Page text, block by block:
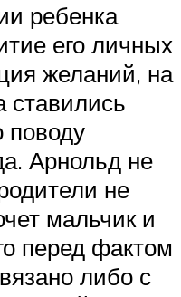
ребенка
его личных
желаний, на
ставились
поводу
Арнольд не
не
мальчик и
перед фактом
либо с